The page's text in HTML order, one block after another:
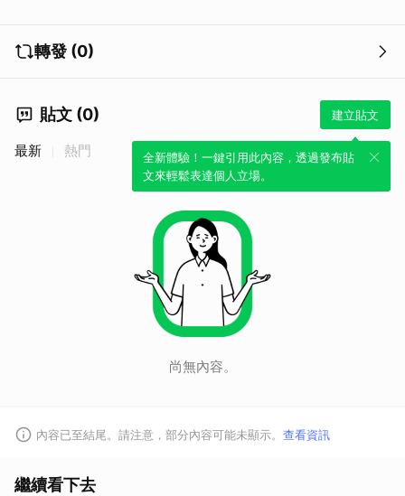
轉發 (0)
貼文 (0) 建立貼文
全新體驗！一鍵引用此內容，透過發布貼
文來輕鬆表達個人立場。
最新 熱門
尚無內容。
內容已至結尾。請注意，部分內容可能未顯示。 查看資訊
繼續看下去